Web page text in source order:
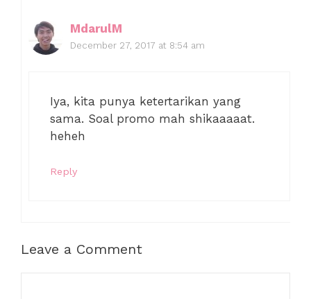
MdarulM
December 27, 2017 at 8:54 am
Iya, kita punya ketertarikan yang
sama. Soal promo mah shikaaaaat.
heheh
Reply
Leave a Comment